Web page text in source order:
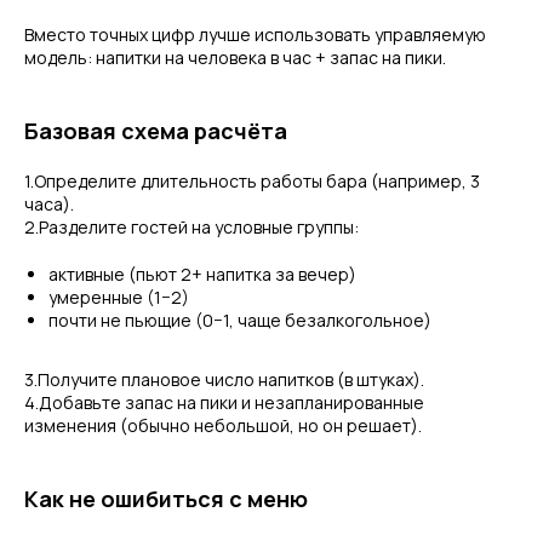
Вместо точных цифр лучше использовать управляемую
модель: напитки на человека в час + запас на пики.
Базовая схема расчёта
1.Определите длительность работы бара (например, 3
часа).
2.Разделите гостей на условные группы:
активные (пьют 2+ напитка за вечер)
умеренные (1−2)
почти не пьющие (0−1, чаще безалкогольное)
3.Получите плановое число напитков (в штуках).
4.Добавьте запас на пики и незапланированные
изменения (обычно небольшой, но он решает).
Как не ошибиться с меню